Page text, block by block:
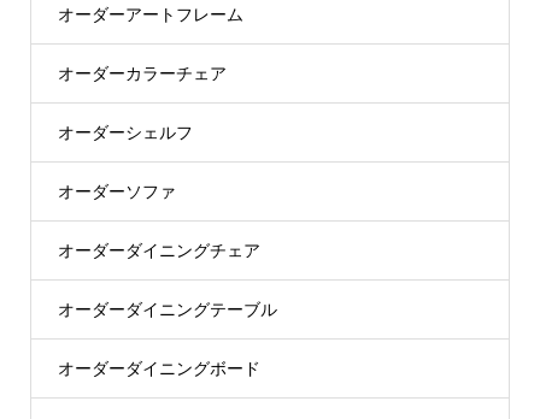
オーダーアートフレーム
オーダーカラーチェア
オーダーシェルフ
オーダーソファ
オーダーダイニングチェア
オーダーダイニングテーブル
オーダーダイニングボード